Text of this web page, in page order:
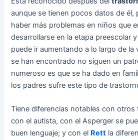
aunque se tienen pocos datos de él,
haber más problemas en niños que
desarrollarse en la etapa preescolar
puede ir aumentando a lo largo de la
se han encontrado no siguen un
numeroso es que se ha dado en
los padres sufre este tipo de
Tiene diferencias notables con
con el autista, con el Asperger se
buen lenguaje; y con el Rett la